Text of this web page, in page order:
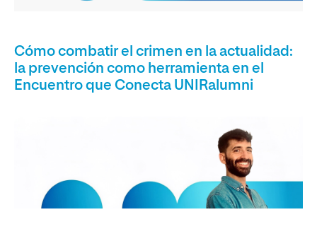
Cómo combatir el crimen en la actualidad:
la prevención como herramienta en el
Encuentro que Conecta UNIRalumni